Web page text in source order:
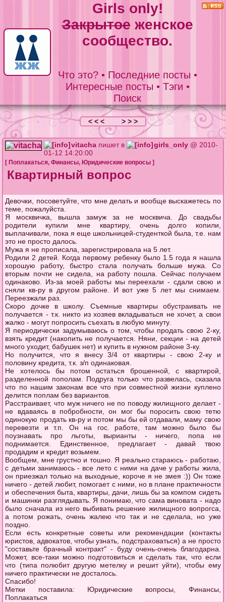
Girls only!
Закрытоеженское
сообщество.
Что это?• Последние посты •
Интересные посты • Тэги •
Поиск
< < < > > >
vitacha пишет в girls_only @ 2010-
01-12 14:20:00
[ Поплакаться,Финансы, Юридические вопросы ]
Квартирный вопрос
Девочки, посоветуйте, что мне делать и вообще выскажетесь по
теме, пожалуйста.
Я москвичка, вышла замуж за не москвича. До свадьбы
родители купили мне квартиру, очень долго копили,
выплачивали, пока я еще школьницей-студенткой была, т.е. нам
это не просто далось.
Мужа я не прописала, зарегистрировала на 5 лет.
Родили 2 детей. Когда первому ребенку было 1.5 года я нашла
хорошую работу, быстро стала получать больше мужа. Со
вторым почти не сидела, на работу пошла. Сейчас получаем
одинаково. Из-за моей работы мы переехали - сдали свою и
сняли кв-ру в другом районе. И вот уже 5 лет мы снимаем.
Переезжали раз.
Скоро дочке в школу. Съемные квартиры обустраивать не
получается - т.к. никто из хозяев вкладываться не хочет, а свои
жалко - могут попросить съехать в любую минуту.
Я периодически задумываюсь о том, чтобы продать свою 2-ку,
взять кредит (накопить не получается. Няни, секции - на детей
много уходит, бабушек нет) и купить в нужном районе 3-ку.
Но получится, что я внесу 3/4 от квартиры - свою 2-ку и
половину кредита, т.к. з/п одинаковая.
Не хотелось бы потом остаться брошенной, с квартирой,
разделенной пополам. Подруга только что развелась, сказала
что по нашим законам все что при совместной жизни куплено
делится поплам без вариантов.
Расстраивает, что муж ничего не по поводу жилищного делает -
не вдаваясь в побробности, он мог бы поросить свою тетю
одинокую продать кв-ру и потом мы бы ей отдавали, маму свою
перевезти и т.п. Он на гос. работе, там можно было бы
поузнавать про льготы, вырианты - ничего, попа не
поднимается. Единственное, предлагает - давай твою
продадим и кредит возьмем.
Вообщем, мне грустно и тошно. Я реально стараюсь - работаю,
с детьми занимаюсь - все лето с ними на даче у работы жила,
он приезжал только на выходные, короче я не змея :)) Он тоже
ничего - детей любит, помогает с ними, но в плане практичности
и обеспечения быта, квартиры, дачи, лишь бы за компом сидеть
и машинки разглядывать. Я понимаю, что сама виновата - надо
было сначала из него выбивать решение жилищного вопрогса,
а потом рожать, очень жалею что так и не сделала, но уже
поздно.
Если есть конкретные советы или рекомендации (контакты
юристов, адвокатов, чтобы узнать, подстраховаться) а не просто
"составьте брачный контракт" - буду очень-очень благодарна.
Может, все-таки можно подготовиться и сделать так, что если
что (типа полюбит другую метелку и решит уйти), чтобы ему
ничего практически не досталось.
Спасибо!
Метки поставила: Юридические вопросы, Финансы,
Поплакаться